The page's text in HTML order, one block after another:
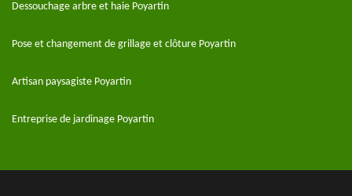
Dessouchage arbre et haie Poyartin
Pose et changement de grillage et clôture Poyartin
Artisan paysagiste Poyartin
Entreprise de jardinage Poyartin